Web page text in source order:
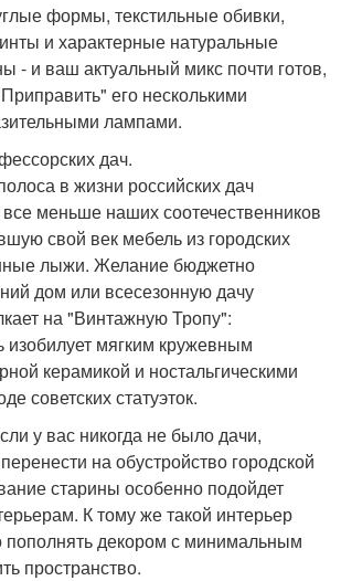
формы, текстильные обивки,
и характерные натуральные
- и ваш актуальный микс почти готов,
его несколькими
лампами.
дач.
в жизни российских дач
меньше наших соотечественников
свой век мебель из городских
лыжи. Желание бюджетно
дом или всесезонную дачу
на "Винтажную Тропу":
изобилует мягким кружевным
керамикой и ностальгическими
советских статуэток.
у вас никогда не было дачи,
на обустройство городской
старины особенно подойдет
К тому же такой интерьер
пополнять декором с минимальным
пространство.